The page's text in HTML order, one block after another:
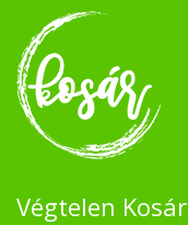
Végtelen Kosár